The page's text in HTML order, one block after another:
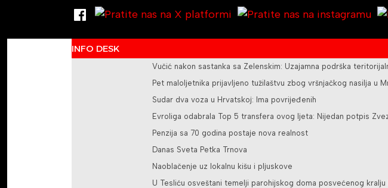
INFO DESK
Vučić nakon sastanka sa Zelenskim: Uzajamna podrška
Pet maloljetnika prijavljeno tužilaštvu zbog vršnjačkog nasilja u
Sudar dva voza u Hrvatskoj: Ima povrijeđenih
Evroliga odabrala Top 5 transfera ovog ljeta: Nijedan potpis
Penzija sa 70 godina postaje nova realnost
Danas Sveta Petka Trnova
Naoblačenje uz lokalnu kišu i pljuskove
U Tesliću osveštani temelji parohijskog doma posvećenog kralju